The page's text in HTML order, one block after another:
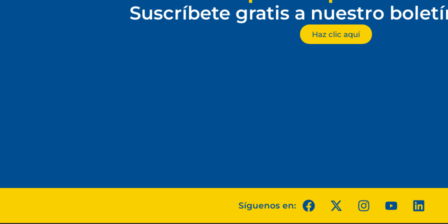
Suscríbete gratis a nuestro
Haz clic aquí
Síguenos en: